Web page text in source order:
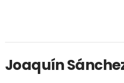
Joaquín